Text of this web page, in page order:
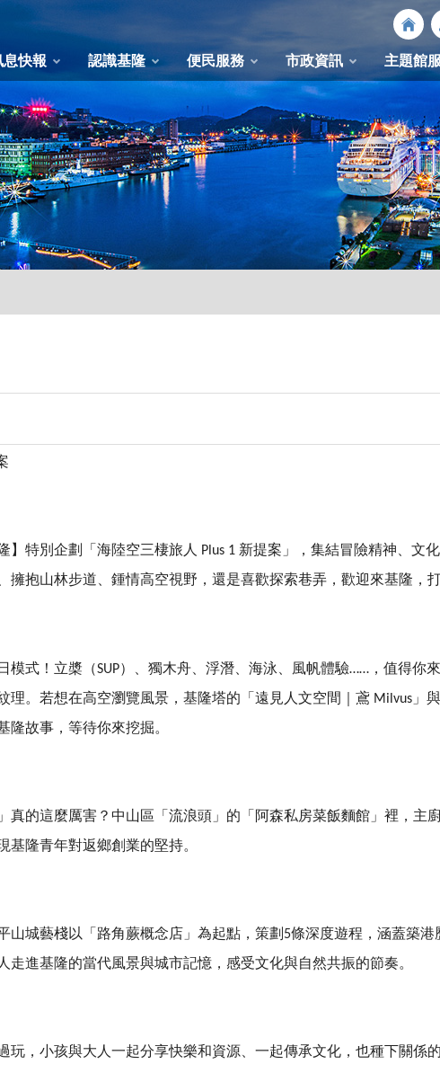
息快報 認識基隆 便民服務 市政資訊 主題館
特別企劃「海陸空三棲旅人 Plus 1 新提案」，集結冒險精神、文
擁抱山林步道、鍾情高空視野，還是喜歡探索巷弄，歡迎來基隆，
模式！立槳（SUP）、獨木舟、浮潛、海泳、風帆體驗……，值得你
理。若想在高空瀏覽風景，基隆塔的「遠見人文空間｜鳶 Milvus」
隆故事，等待你來挖掘。
真的這麼厲害？中山區「流浪頭」的「阿森私房菜飯麵館」裡，主
隆青年對返鄉創業的堅持。
山城藝棧以「路角蕨概念店」為起點，策劃5條深度遊程，涵蓋築
進基隆的當代風景與城市記憶，感受文化與自然共振的節奏。
玩，小孩與大人一起分享快樂和資源、一起傳承文化，也種下關係